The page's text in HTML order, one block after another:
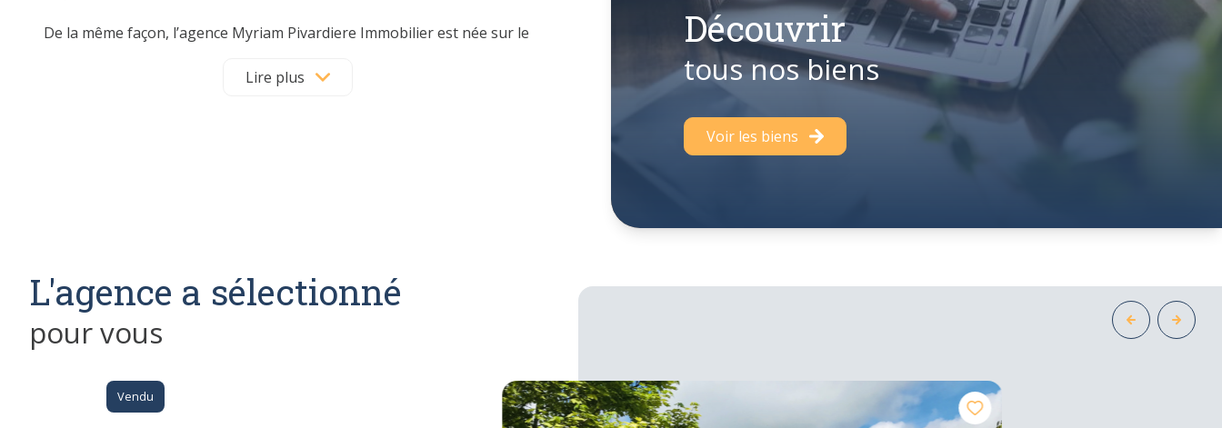
Découvrir
tous nos biens
Voir les biens
De la même façon, l’agence Myriam Pivardiere Immobilier est née sur le
vous écouter, à vous comprendre, et, par mon goût insatiable de la
Lire plus
L'agence a sélectionné
pour vous